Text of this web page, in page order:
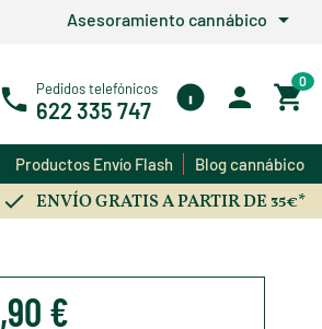
Asesoramiento cannábico arrow_drop_down
Pedidos telefónicos
622 335 747
0
Productos Envío Flash Blog cannábico
ENVÍO GRATIS A PARTIR DE 35€*
€